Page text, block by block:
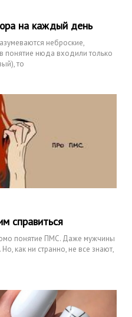
на каждый день
неброские,
понятие нюда входили только
то
справиться
понятие ПМС. Даже мужчины
как ни странно, не все знают,